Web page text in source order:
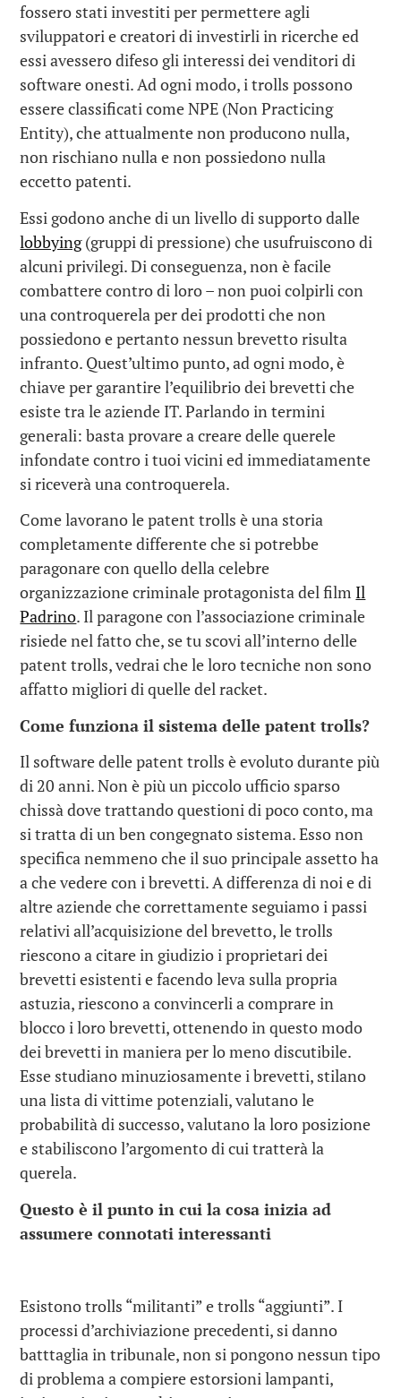
fossero stati investiti per permettere agli
sviluppatori e creatori di investirli in ricerche ed
essi avessero difeso gli interessi dei venditori di
software onesti. Ad ogni modo, i trolls possono
essere classificati come NPE (Non Practicing
Entity), che attualmente non producono nulla,
non rischiano nulla e non possiedono nulla
eccetto patenti.
Essi godono anche di un livello di supporto dalle
lobbying(gruppi di pressione) che usufruiscono di
alcuni privilegi. Di conseguenza, non è facile
combattere contro di loro – non puoi colpirli con
una controquerela per dei prodotti che non
possiedono e pertanto nessun brevetto risulta
infranto. Quest’ultimo punto, ad ogni modo, è
chiave per garantire l’equilibrio dei brevetti che
esiste tra le aziende IT. Parlando in termini
generali: basta provare a creare delle querele
infondate contro i tuoi vicini ed immediatamente
si riceverà una controquerela.
Come lavorano le patent trolls è una storia
completamente differente che si potrebbe
paragonare con quello della celebre
organizzazione criminale protagonista del film Il
Padrino. Il paragone con l’associazione criminale
risiede nel fatto che, se tu scovi all’interno delle
patent trolls, vedrai che le loro tecniche non sono
affatto migliori di quelle del racket.
Come funziona il sistema delle patent trolls?
Il software delle patent trolls è evoluto durante più
di 20 anni. Non è più un piccolo ufficio sparso
chissà dove trattando questioni di poco conto, ma
si tratta di un ben congegnato sistema. Esso non
specifica nemmeno che il suo principale assetto ha
a che vedere con i brevetti. A differenza di noi e di
altre aziende che correttamente seguiamo i passi
relativi all’acquisizione del brevetto, le trolls
riescono a citare in giudizio i proprietari dei
brevetti esistenti e facendo leva sulla propria
astuzia, riescono a convincerli a comprare in
blocco i loro brevetti, ottenendo in questo modo
dei brevetti in maniera per lo meno discutibile.
Esse studiano minuziosamente i brevetti, stilano
una lista di vittime potenziali, valutano le
probabilità di successo, valutano la loro posizione
e stabiliscono l’argomento di cui tratterà la
querela.
Questo è il punto in cui la cosa inizia ad
assumere connotati interessanti
Esistono trolls “militanti” e trolls “aggiunti”. I
processi d’archiviazione precedenti, si danno
batttaglia in tribunale, non si pongono nessun tipo
di problema a compiere estorsioni lampanti,